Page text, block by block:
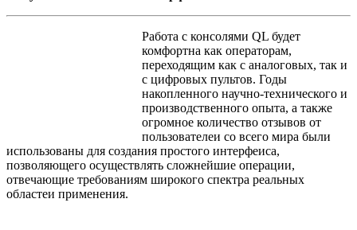
Работа с консолями QL будет
комфортна как операторам,
переходящим как с аналоговых, так и
с цифровых пультов. Годы
накопленного научно-технического и
производственного опыта, а также
огромное количество отзывов от
пользователеи со всего мира были
использованы для создания простого интерфеиса,
позволяющего осуществлять сложнейшие операции,
отвечающие требованиям широкого спектра реальных
областеи применения.